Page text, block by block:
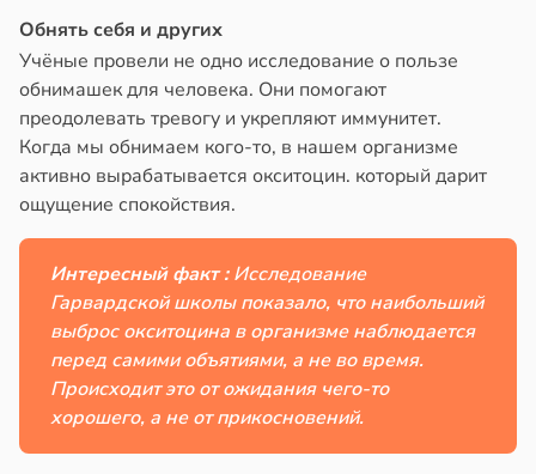
Обнять себя и других
Учёные провели не одно исследование о пользе
обнимашек для человека. Они помогают
преодолевать тревогу и укрепляют иммунитет.
Когда мы обнимаем кого-то, в нашем организме
активно вырабатывается окситоцин. который дарит
ощущение спокойствия.
Интересный факт :Исследование
Гарвардской школы показало, что наибольший
выброс окситоцина в организме наблюдается
перед самими объятиями, а не во время.
Происходит это от ожидания чего-то
хорошего, а не от прикосновений.